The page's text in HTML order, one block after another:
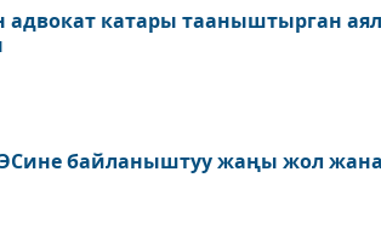
адвокат катары тааныштырган
байланыштуу жаңы жол жана